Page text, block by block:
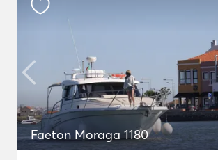
Faeton Moraga 1180